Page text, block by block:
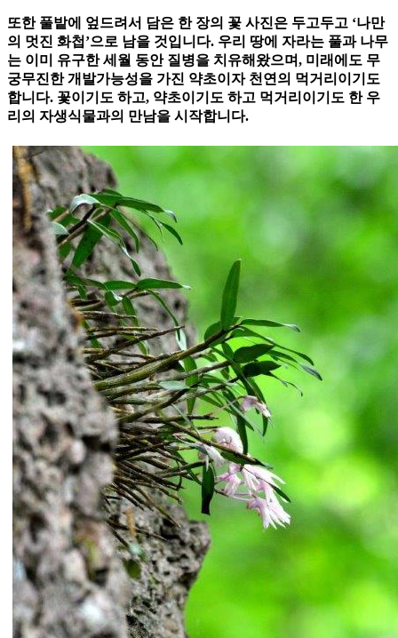
또한 풀밭에 엎드려서 담은 한 장의 꽃 사진은 두고두고 ‘나만
의 멋진 화첩’으로 남을 것입니다. 우리 땅에 자라는 풀과 나무
는 이미 유구한 세월 동안 질병을 치유해왔으며, 미래에도 무
궁무진한 개발가능성을 가진 약초이자 천연의 먹거리이기도
합니다. 꽃이기도 하고, 약초이기도 하고 먹거리이기도 한 우
리의 자생식물과의 만남을 시작합니다.